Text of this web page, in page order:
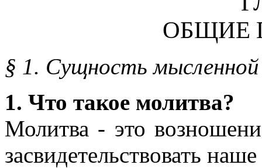
ОБЩИЕ
§ 1. Сущность
1. Что такое молитва?
Молитва - это
засвидетельствовать